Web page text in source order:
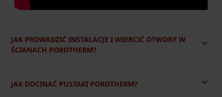
JAK PROWADZIĆ INSTALACJE I WIERCIĆ OTWORY W
ŚCIANACH POROTHERM?
JAK DOCINAĆ PUSTAKI POROTHERM?